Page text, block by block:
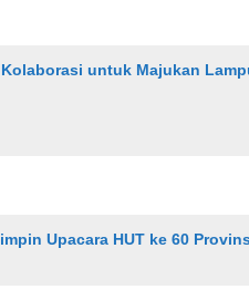
untuk Majukan
Upacara HUT ke 60